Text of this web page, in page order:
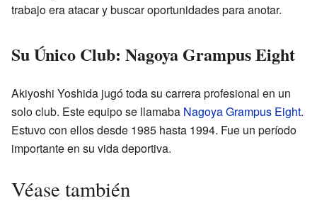
trabajo era atacar y buscar oportunidades para anotar.
Su Único Club: Nagoya Grampus Eight
Akiyoshi Yoshida jugó toda su carrera profesional en un
solo club. Este equipo se llamaba Nagoya Grampus Eight.
Estuvo con ellos desde 1985 hasta 1994. Fue un período
importante en su vida deportiva.
Véase también